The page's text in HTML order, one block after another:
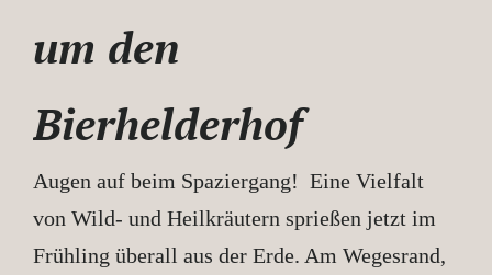
um den
Bierhelderhof
Augen auf beim Spaziergang! Eine Vielfalt
von Wild- und Heilkräutern sprießen jetzt im
Frühling überall aus der Erde. Am Wegesrand,